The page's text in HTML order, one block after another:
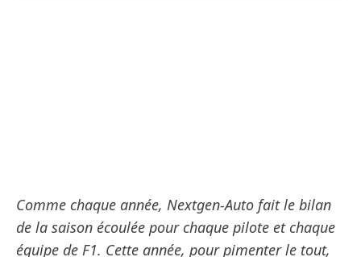
Comme chaque année, Nextgen-Auto fait le bilan
de la saison écoulée pour chaque pilote et chaque
équipe de F1. Cette année, pour pimenter le tout,